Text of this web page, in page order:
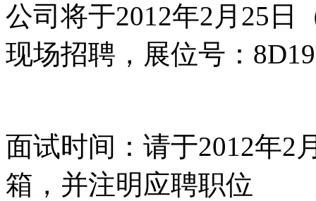
公司将于2012年2 月 25 日
现场招聘，展位号：
面试时间：请于2012年2
箱，并注明应聘职位